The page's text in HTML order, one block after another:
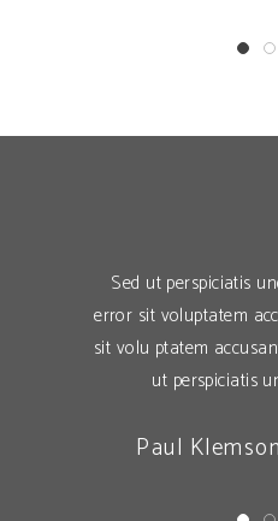
unde omnis iste natus
accusantium natus error
accusantium unde omnis. Sed
unde omnis iste.
winemaker